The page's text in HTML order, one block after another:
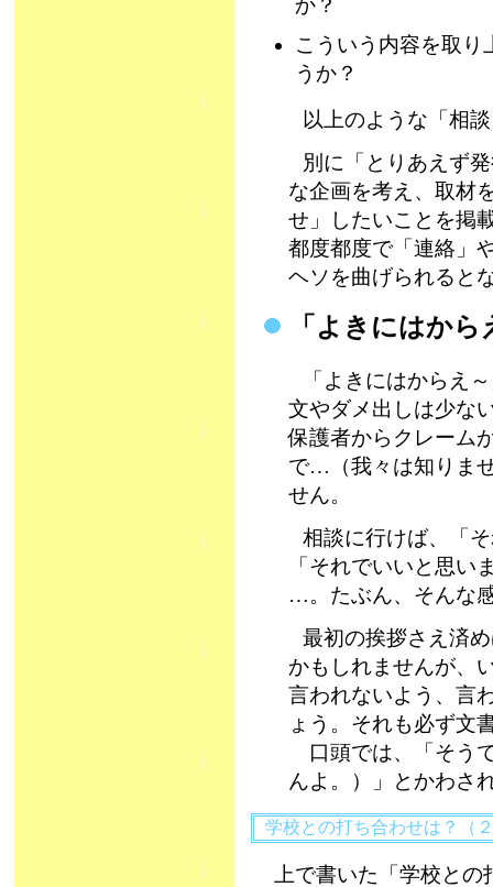
か？
こういう内容を取り
うか？
以上のような「相
別に「とりあえず
な企画を考え、取材
せ」したいことを掲
都度都度で「連絡」
ヘソを曲げられると
「よきにはか
「よきにはからえ
文やダメ出しは少な
保護者からクレーム
で…（我々は知りま
せん。
相談に行けば、「
「それでいいと思い
…。たぶん、そんな
最初の挨拶さえ済
かもしれませんが、
言われないよう、言
ょう。それも必ず文
口頭では、「そう
んよ。）」とかわさ
学校との打ち合わせは？
上で書いた「学校と